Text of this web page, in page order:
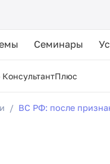
Семинары
ВС РФ: после